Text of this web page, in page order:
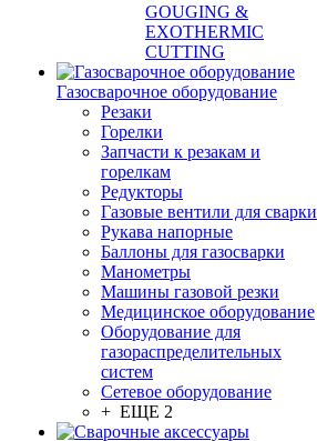
GOUGING &
EXOTHERMIC
CUTTING
Газосварочное оборудование
Резаки
Горелки
Запчасти к резакам и
горелкам
Редукторы
Газовые вентили для сварки
Рукава напорные
Баллоны для газосварки
Манометры
Машины газовой резки
Медицинское оборудование
Оборудование для
газораспределительных
систем
Сетевое оборудование
+ ЕЩЕ 2